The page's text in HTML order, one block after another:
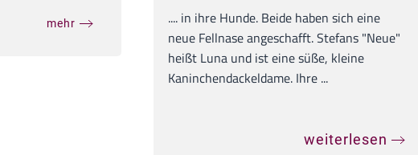
mehr
.... in ihre Hunde. Beide haben sich eine
neue Fellnase angeschafft. Stefans "Neue"
heißt Luna und ist eine süße, kleine
Kaninchendackeldame. Ihre ...
weiterlesen